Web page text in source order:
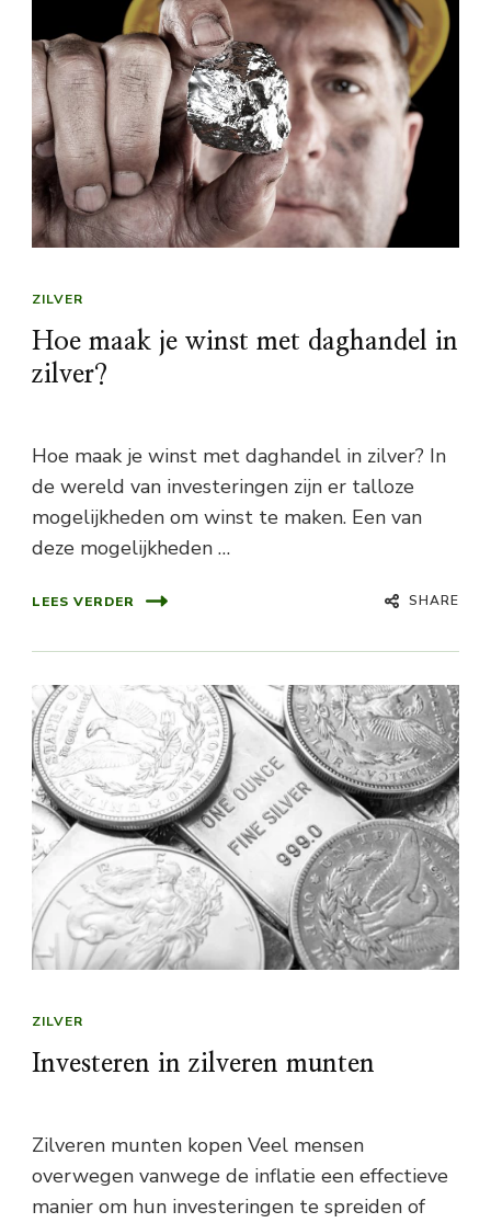
ZILVER
Hoe maak je winst met daghandel in
zilver?
Hoe maak je winst met daghandel in zilver? In
de wereld van investeringen zijn er talloze
mogelijkheden om winst te maken. Een van
deze mogelijkheden …
LEES VERDER SHARE
ZILVER
Investeren in zilveren munten
Zilveren munten kopen Veel mensen
overwegen vanwege de inflatie een effectieve
manier om hun investeringen te spreiden of